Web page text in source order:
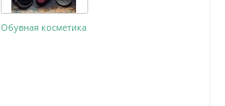
Обувная косметика